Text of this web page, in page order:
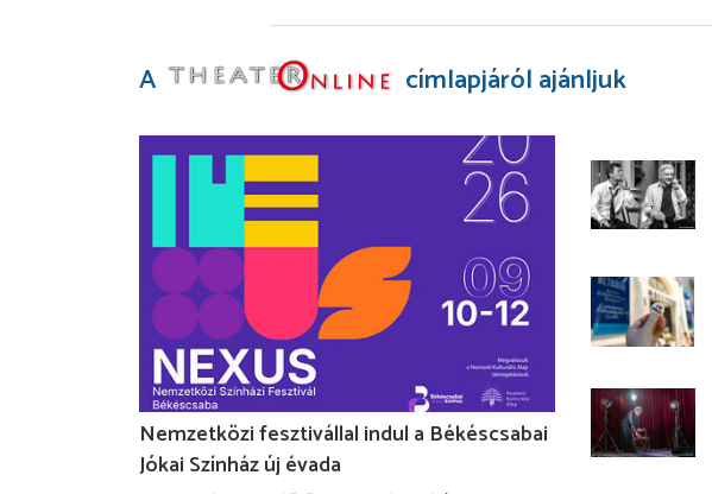
A címlapjáról ajánljuk
Nemzetközi fesztivállal indul a Békéscsabai
Jókai Színház új évada